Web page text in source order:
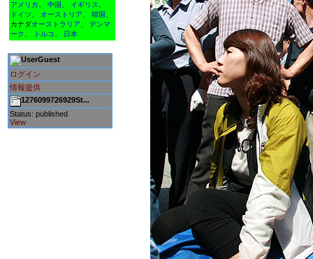
アメリカ 中国 イギリス
ドイツ
オーストリア 韓国
カナダオーストラリア
デンマ
ーク
トルコ 日本
Guest
ログイン
情報提供
1276099726929St...
Status: published
View